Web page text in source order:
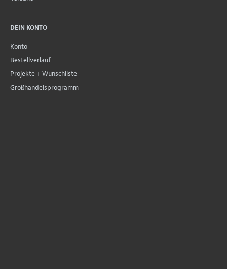
DEIN KONTO
Konto
Bestellverlauf
Projekte + Wunschliste
Großhandelsprogramm